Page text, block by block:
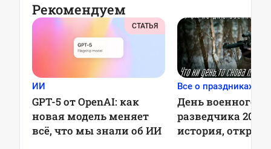
Рекомендуем
СТАТЬЯ
ИИ
GPT-5 от OpenAI: как
новая модель меняет
всё, что мы знали об ИИ
Все о праздниках
День военного
разведчика 2025:
история,